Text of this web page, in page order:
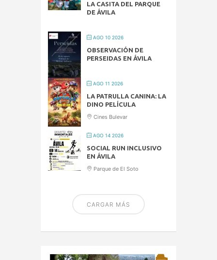
LA CASITA DEL PARQUE
DE ÁVILA
AGO 10 2026
OBSERVACIÓN DE
PERSEIDAS EN ÁVILA
AGO 11 2026
LA PATRULLA CANINA: LA
DINO PELÍCULA
Cines Bulevar
AGO 14 2026
SOCIAL RUN INCLUSIVO
EN ÁVILA
Parque de El Soto
CARGAR MÁS